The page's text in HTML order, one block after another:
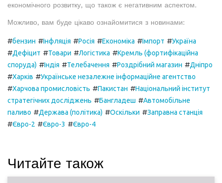
економічного розвитку, що також є негативним аспектом.
Можливо, вам буде цікаво ознайомитися з новинами:
#бензин #Інфляція #Росія #Економіка #Імпорт #Україна
#Дефіцит #Товари #Логістика #Кремль (фортифікаційна
споруда) #Індія #Телебачення #Роздрібний магазин #Дніпро
#Харків #Українське незалежне інформаційне агентство
#Харчова промисловість #Пакистан #Національний інститут
стратегічних досліджень #Бангладеш #Автомобільне
паливо #Держава (політика) #Оскільки #Заправна станція
#Євро-2 #Євро-3 #Євро-4
Читайте також